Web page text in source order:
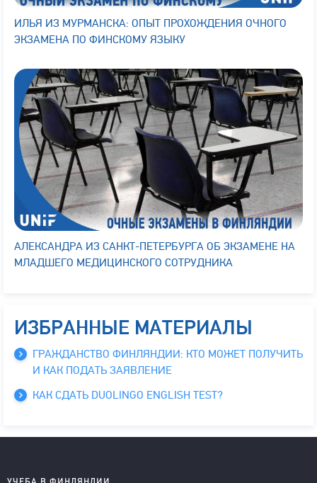
ИЛЬЯ ИЗ МУРМАНСКА: ОПЫТ ПРОХОЖДЕНИЯ ОЧНОГО
ЭКЗАМЕНА ПО ФИНСКОМУ ЯЗЫКУ
АЛЕКСАНДРА ИЗ САНКТ-ПЕТЕРБУРГА ОБ ЭКЗАМЕНЕ НА
МЛАДШЕГО МЕДИЦИНСКОГО СОТРУДНИКА
ИЗБРАННЫЕ МАТЕРИАЛЫ
ГРАЖДАНСТВО ФИНЛЯНДИИ: КТО МОЖЕТ ПОЛУЧИТЬ
И КАК ПОДАТЬ ЗАЯВЛЕНИЕ
КАК СДАТЬ DUOLINGO ENGLISH TEST?